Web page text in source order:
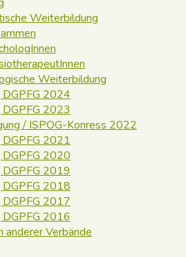
Weiterbildung
Weiterbildung
DGPFG 2024
DGPFG 2023
/ ISPOG-Konress 2022
DGPFG 2021
DGPFG 2020
DGPFG 2019
DGPFG 2018
DGPFG 2017
DGPFG 2016
anderer Verbände